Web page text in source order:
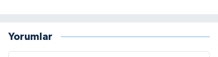
Yorumlar